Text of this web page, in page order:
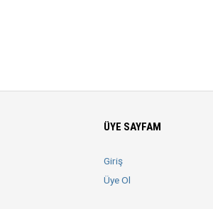
ÜYE SAYFAM
Giriş
Üye Ol